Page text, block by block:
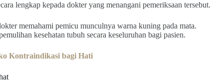
lengkap kepada dokter yang menangani pemeriksaan tersebut.
memahami pemicu munculnya warna kuning pada mata.
kesehatan tubuh secara keseluruhan bagi pasien.
Kontraindikasi bagi Hati